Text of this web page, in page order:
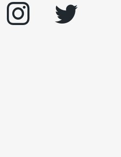
instagram
twitter